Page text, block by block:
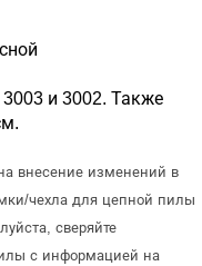
и 3002. Также
внесение изменений в
чехла для цепной пилы
сверяйте
с информацией на